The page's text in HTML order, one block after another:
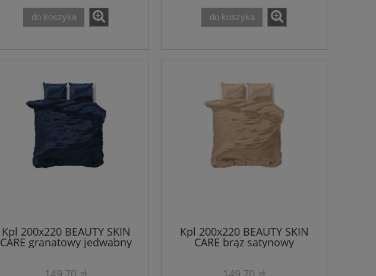
do koszyka do koszyka
Kpl 200x220 BEAUTY SKIN
CARE granatowy jedwabny
mikroperkal pościel
Kpl 200x220 BEAUTY SKIN
CARE brąz satynowy
mikroperkal